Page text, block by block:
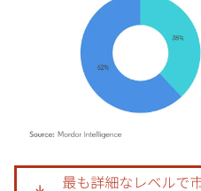
画像 © Mordor Intelligence。再利用に